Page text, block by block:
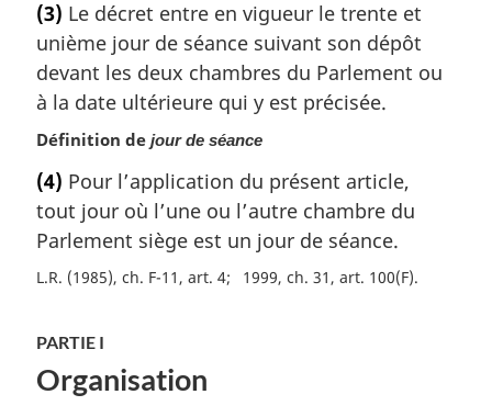
n
a
e
:
t
e
m
a
g
n
a
l
:
(3) Le décret entre en vigueur le trente et
unième jour de séance suivant son dépôt
devant les deux chambres du Parlement ou
à la date ultérieure qui y est précisée.
Définition de jour de séance
(4) Pour l’application du présent article,
tout jour où l’une ou l’autre chambre du
Parlement siège est un jour de séance.
L.R. (1985), ch. F-11, art. 4 1999, ch. 31, art. 100(F)
PARTIE I
Organisation